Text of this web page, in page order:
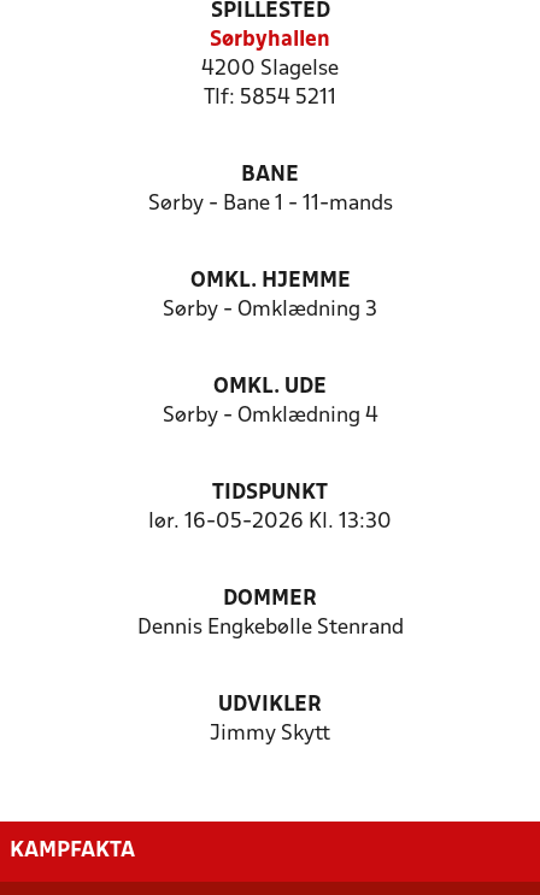
SPILLESTED
Sørbyhallen
4200 Slagelse
Tlf: 5854 5211
BANE
Sørby - Bane 1 - 11-mands
OMKL. HJEMME
Sørby - Omklædning 3
OMKL. UDE
Sørby - Omklædning 4
TIDSPUNKT
lør. 16-05-2026 Kl. 13:30
DOMMER
Dennis Engkebølle Stenrand
UDVIKLER
Jimmy Skytt
KAMPFAKTA